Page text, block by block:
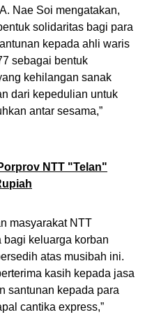
Nae Soi mengatakan,
solidaritas bagi para
kepada ahli waris
sebagai bentuk
kehilangan sanak
dari kepedulian untuk
antar sesama,”
NTT "Telan"
masyarakat NTT
bagi keluarga korban
atas musibah ini.
kasih kepada jasa
santunan kepada para
cantika express,”